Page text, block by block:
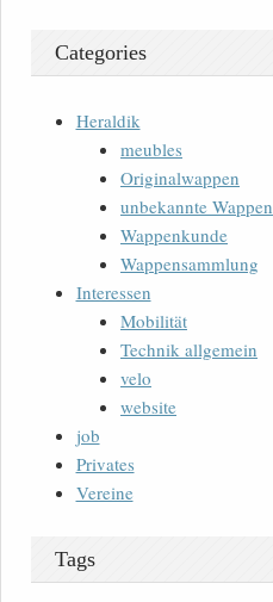
Categories
Heraldik
meubles
Originalwappen
unbekannte Wappen
Wappenkunde
Wappensammlung
Interessen
Mobilität
Technik allgemein
velo
website
job
Privates
Vereine
Tags